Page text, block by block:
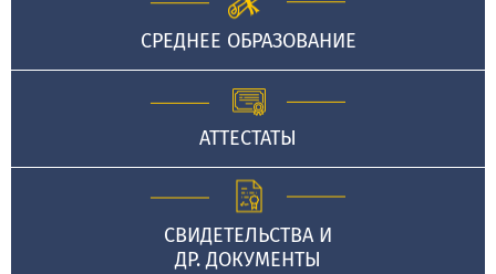
СРЕДНЕЕ ОБРАЗОВАНИЕ
АТТЕСТАТЫ
СВИДЕТЕЛЬСТВА И
ДР. ДОКУМЕНТЫ